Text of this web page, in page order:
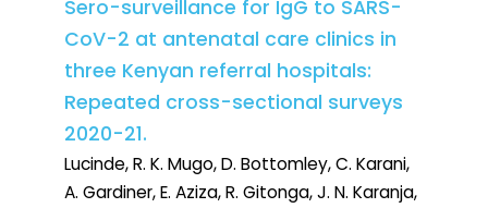
Sero-surveillance for IgG to SARS-
CoV-2 at antenatal care clinics in
three Kenyan referral hospitals:
Repeated cross-sectional surveys
2020-21.
Lucinde, R. K. Mugo, D. Bottomley, C. Karani,
A. Gardiner, E. Aziza, R. Gitonga, J. N. Karanja,